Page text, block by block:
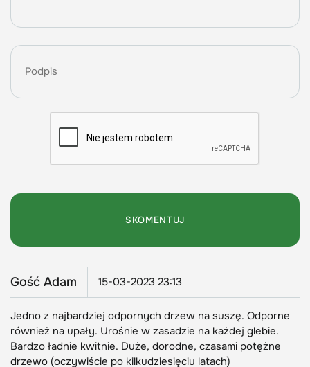
Gość Adam 15-03-2023 23:13
Jedno z najbardziej odpornych drzew na suszę. Odporne
również na upały. Urośnie w zasadzie na każdej glebie.
Bardzo ładnie kwitnie. Duże, dorodne, czasami potężne
drzewo (oczywiście po kilkudziesięciu latach)